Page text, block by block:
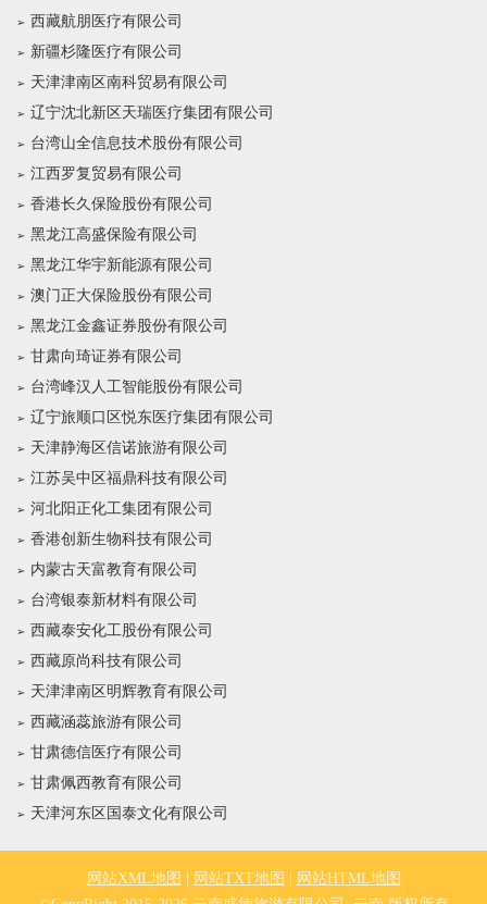
西藏航朋医疗有限公司
新疆杉隆医疗有限公司
天津津南区南科贸易有限公司
辽宁沈北新区天瑞医疗集团有限公司
台湾山全信息技术股份有限公司
江西罗复贸易有限公司
香港长久保险股份有限公司
黑龙江高盛保险有限公司
黑龙江华宇新能源有限公司
澳门正大保险股份有限公司
黑龙江金鑫证券股份有限公司
甘肃向琦证券有限公司
台湾峰汉人工智能股份有限公司
辽宁旅顺口区悦东医疗集团有限公司
天津静海区信诺旅游有限公司
江苏吴中区福鼎科技有限公司
河北阳正化工集团有限公司
香港创新生物科技有限公司
内蒙古天富教育有限公司
台湾银泰新材料有限公司
西藏泰安化工股份有限公司
西藏原尚科技有限公司
天津津南区明辉教育有限公司
西藏涵蕊旅游有限公司
甘肃德信医疗有限公司
甘肃佩西教育有限公司
天津河东区国泰文化有限公司
网站XML地图 网站TXT地图
网站HTML地图